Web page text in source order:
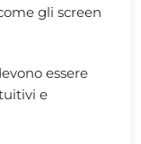
gli screen
essere
e